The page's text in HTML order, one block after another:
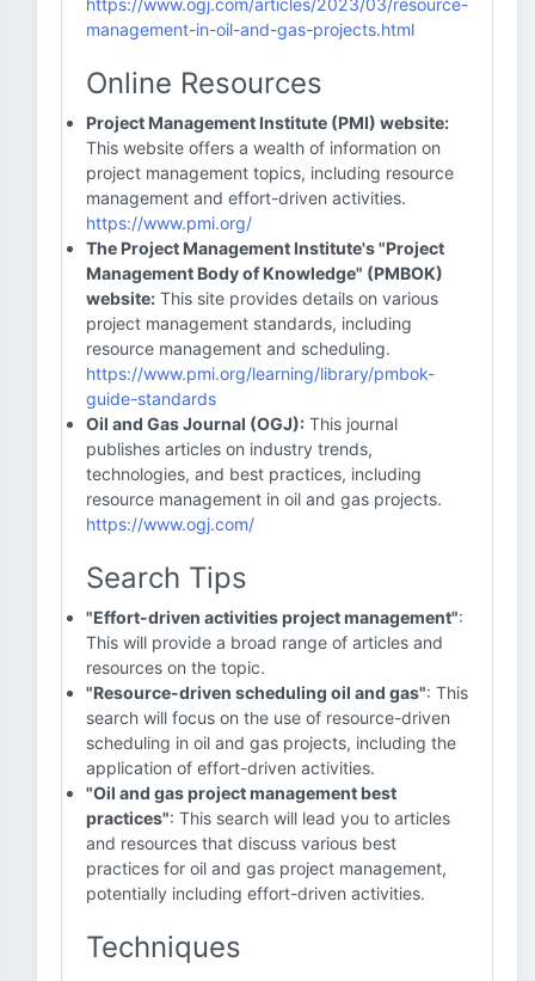
https://www.ogj.com/articles/2023/03/resource-
management-in-oil-and-gas-projects.html
Online Resources
Project Management Institute (PMI) website:
This website offers a wealth of information on
project management topics, including resource
management and effort-driven activities.
https://www.pmi.org/
The Project Management Institute's "Project
Management Body of Knowledge" (PMBOK)
website: This site provides details on various
project management standards, including
resource management and scheduling.
https://www.pmi.org/learning/library/pmbok-
guide-standards
Oil and Gas Journal (OGJ): This journal
publishes articles on industry trends,
technologies, and best practices, including
resource management in oil and gas projects.
https://www.ogj.com/
Search Tips
"Effort-driven activities project management":
This will provide a broad range of articles and
resources on the topic.
"Resource-driven scheduling oil and gas": This
search will focus on the use of resource-driven
scheduling in oil and gas projects, including the
application of effort-driven activities.
"Oil and gas project management best
practices": This search will lead you to articles
and resources that discuss various best
practices for oil and gas project management,
potentially including effort-driven activities.
Techniques